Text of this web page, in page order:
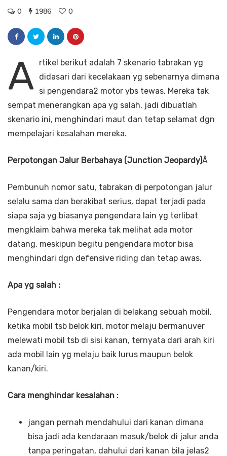
0 1986 0
A
rtikel berikut adalah 7 skenario tabrakan yg
didasari dari kecelakaan yg sebenarnya dimana
si pengendara2 motor ybs tewas. Mereka tak
sempat menerangkan apa yg salah, jadi dibuatlah
skenario ini, menghindari maut dan tetap selamat dgn
mempelajari kesalahan mereka.
Perpotongan Jalur Berbahaya (Junction Jeopardy)Â
Pembunuh nomor satu, tabrakan di perpotongan jalur
selalu sama dan berakibat serius, dapat terjadi pada
siapa saja yg biasanya pengendara lain yg terlibat
mengklaim bahwa mereka tak melihat ada motor
datang, meskipun begitu pengendara motor bisa
menghindari dgn defensive riding dan tetap awas.
Apa yg salah :
Pengendara motor berjalan di belakang sebuah mobil,
ketika mobil tsb belok kiri, motor melaju bermanuver
melewati mobil tsb di sisi kanan, ternyata dari arah kiri
ada mobil lain yg melaju baik lurus maupun belok
kanan/kiri.
Cara menghindar kesalahan :
jangan pernah mendahului dari kanan dimana
bisa jadi ada kendaraan masuk/belok di jalur anda
tanpa peringatan, dahului dari kanan bila jelas2